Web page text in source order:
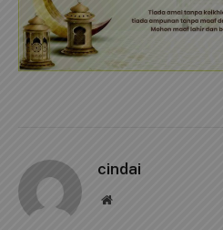
cindai
Website